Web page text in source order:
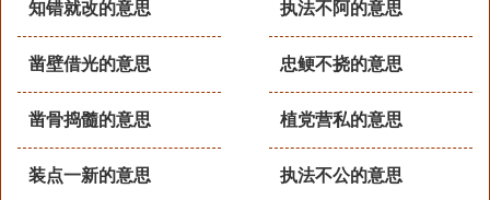
执法不阿的意思
知错就改的意思
忠鲠不挠的意思
凿壁借光的意思
植党营私的意思
凿骨捣髓的意思
执法不公的意思
装点一新的意思